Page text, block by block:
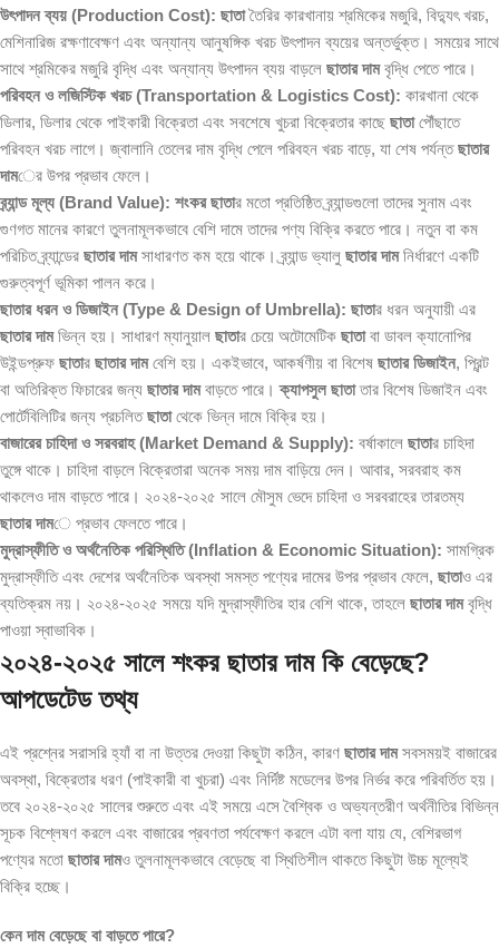
উৎপাদন ব্যয় (Production Cost): ছাতাতৈরির কারখানায় শ্রমিকের মজুরি, বিদ্যুৎ খরচ,
মেশিনারিজ রক্ষণাবেক্ষণ এবং অন্যান্য আনুষঙ্গিক খরচ উৎপাদন ব্যয়ের অন্তর্ভুক্ত। সময়ের সাথে
সাথে শ্রমিকের মজুরি বৃদ্ধি এবং অন্যান্য উৎপাদন ব্যয় বাড়লে ছাতার দামবৃদ্ধি পেতে পারে।
পরিবহন ও লজিস্টিক খরচ (Transportation & Logistics Cost): কারখানা থেকে
ডিলার, ডিলার থেকে পাইকারী বিক্রেতা এবং সবশেষে খুচরা বিক্রেতার কাছে ছাতাপৌঁছাতে
পরিবহন খরচ লাগে। জ্বালানি তেলের দাম বৃদ্ধি পেলে পরিবহন খরচ বাড়ে, যা শেষ পর্যন্তছাতার
দামের উপর প্রভাব ফেলে।
ব্র্যান্ড মূল্য (Brand Value): শংকর ছাতার মতো প্রতিষ্ঠিত ব্র্যান্ডগুলো তাদের সুনাম এবং
গুণগত মানের কারণে তুলনামূলকভাবে বেশি দামে তাদের পণ্য বিক্রি করতে পারে। নতুন বা কম
পরিচিত ব্র্যান্ডের ছাতার দামসাধারণত কম হয়ে থাকে। ব্র্যান্ড ভ্যালু ছাতার দামনির্ধারণে একটি
গুরুত্বপূর্ণ ভূমিকা পালন করে।
ছাতার ধরন ও ডিজাইন (Type & Design of Umbrella): ছাতার ধরন অনুযায়ী এর
ছাতার দামভিন্ন হয়। সাধারণ ম্যানুয়াল ছাতার চেয়ে অটোমেটিক ছাতাবা ডাবল ক্যানোপির
উইন্ডপ্রুফ ছাতার ছাতার দামবেশি হয়। একইভাবে, আকর্ষণীয় বা বিশেষ ছাতার ডিজাইন, প্রিন্ট
বা অতিরিক্ত ফিচারের জন্য ছাতার দামবাড়তে পারে।ক্যাপসুল ছাতাতার বিশেষ ডিজাইন এবং
পোর্টেবিলিটির জন্য প্রচলিতছাতাথেকে ভিন্ন দামে বিক্রি হয়।
বাজারের চাহিদা ও সরবরাহ (Market Demand & Supply): বর্ষাকালে ছাতার চাহিদা
তুঙ্গে থাকে। চাহিদা বাড়লে বিক্রেতারা অনেক সময় দাম বাড়িয়ে দেন। আবার, সরবরাহ কম
থাকলেও দাম বাড়তে পারে। ২০২৪-২০২৫ সালে মৌসুম ভেদে চাহিদা ও সরবরাহের তারতম্য
ছাতার দামে প্রভাব ফেলতে পারে।
মুদ্রাস্ফীতি ও অর্থনৈতিক পরিস্থিতি (Inflation & Economic Situation): সামগ্রিক
মুদ্রাস্ফীতি এবং দেশের অর্থনৈতিক অবস্থা সমস্ত পণ্যের দামের উপর প্রভাব ফেলে, ছাতাও এর
ব্যতিক্রম নয়। ২০২৪-২০২৫ সময়ে যদি মুদ্রাস্ফীতির হার বেশি থাকে, তাহলে ছাতার দামবৃদ্ধি
পাওয়া স্বাভাবিক।
২০২৪-২০২৫ সালে শংকর ছাতার দাম কি বেড়েছে?
আপডেটেড তথ্য
এই প্রশ্নের সরাসরি হ্যাঁ বা না উত্তর দেওয়া কিছুটা কঠিন, কারণ ছাতার দামসবসময়ই বাজারের
অবস্থা, বিক্রেতার ধরণ (পাইকারী বা খুচরা) এবং নির্দিষ্ট মডেলের উপর নির্ভর করে পরিবর্তিত হয়।
তবে ২০২৪-২০২৫ সালের শুরুতে এবং এই সময়ে এসে বৈশ্বিক ও অভ্যন্তরীণ অর্থনীতির বিভিন্ন
সূচক বিশ্লেষণ করলে এবং বাজারের প্রবণতা পর্যবেক্ষণ করলে এটা বলা যায় যে, বেশিরভাগ
পণ্যের মতো ছাতার দামও তুলনামূলকভাবে বেড়েছে বা স্থিতিশীল থাকতে কিছুটা উচ্চ মূল্যেই
বিক্রি হচ্ছে।
কেন দাম বেড়েছে বা বাড়তে পারে?